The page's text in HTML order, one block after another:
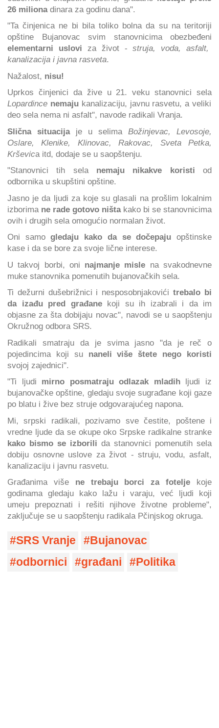
26 miliona dinara za godinu dana".
"Ta činjenica ne bi bila toliko bolna da su na teritoriji
opštine Bujanovac svim stanovnicima obezbeđeni
elementarni uslovi za život -struja, voda, asfalt,
kanalizacija i javna rasveta.
Nažalost, nisu!
Uprkos činjenici da žive u 21. veku stanovnici sela
Lopardince nemajukanalizaciju, javnu rasvetu, a veliki
deo sela nema ni asfalt", navode radikali Vranja.
Slična situacijaje u selima Božinjevac, Levosoje,
Oslare, Klenike, Klinovac, Rakovac, Sveta Petka,
Krševica itd, dodaje se u saopštenju.
"Stanovnici tih sela nemaju nikakve koristi od
odbornika u skupštini opštine.
Jasno je da ljudi za koje su glasali na prošlim lokalnim
izborima ne rade gotovo ništakako bi se stanovnicima
ovih i drugih sela omogućio normalan život.
Oni samogledaju kako da se dočepaju opštinske
kase i da se bore za svoje lične interese.
U takvoj borbi, oni najmanje misle na svakodnevne
muke stanovnika pomenutih bujanovačkih sela.
Ti dežurni dušebrižnici i nesposobnjakovićitrebalo bi
da izađu pred građanekoji su ih izabrali i da im
objasne za šta dobijaju novac", navodi se u saopštenju
Okružnog odbora SRS.
Radikali smatraju da je svima jasno "da je reč o
pojedincima koji su naneli više štete nego koristi
svojoj zajednici".
"Ti ljudi mirno posmatraju odlazak mladihljudi iz
bujanovačke opštine, gledaju svoje sugrađane koji gaze
po blatu i žive bez struje odgovarajućeg napona.
Mi, srpski radikali, pozivamo sve čestite, poštene i
vredne ljude da se okupe oko Srpske radikalne stranke
kako bismo se izborili da stanovnici pomenutih sela
dobiju osnovne uslove za život - struju, vodu, asfalt,
kanalizaciju i javnu rasvetu.
Građanima više ne trebaju borci za fotelje koje
godinama gledaju kako lažu i varaju, već ljudi koji
umeju prepoznati i rešiti njihove životne probleme",
zaključuje se u saopštenju radikala Pčinjskog okruga.
SRS Vranje
Bujanovac
odbornici
građani Politika